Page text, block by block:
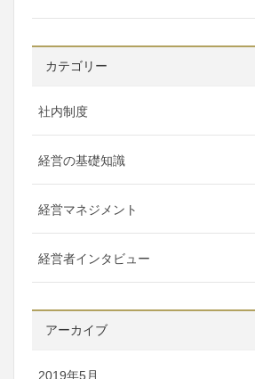
カテゴリー
社内制度
経営の基礎知識
経営マネジメント
経営者インタビュー
アーカイブ
2019年5月